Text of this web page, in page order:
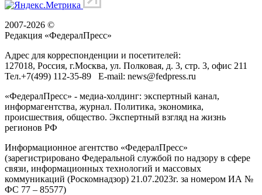
2007-2026 ©
Редакция «ФедералПресс»
Адрес для корреспонденции и посетителей:
127018, Россия, г.Москва, ул. Полковая, д. 3, стр. 3, офис 211
Тел.+7(499) 112-35-89 E-mail: news@fedpress.ru
«ФедералПресс» - медиа-холдинг: экспертный канал,
информагентства, журнал. Политика, экономика,
происшествия, общество. Экспертный взгляд на жизнь
регионов РФ
Информационное агентство «ФедералПресс»
(зарегистрировано Федеральной службой по надзору в сфере
связи, информационных технологий и массовых
коммуникаций (Роскомнадзор) 21.07.2023г. за номером ИА №
ФС 77 – 85577)